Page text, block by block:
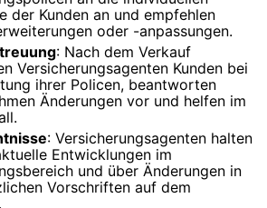
der Kunden an und empfehlen
oder -anpassungen.
: Nach dem Verkauf
Versicherungsagenten Kunden bei
ihrer Policen, beantworten
Änderungen vor und helfen im
: Versicherungsagenten halten
Entwicklungen im
und über Änderungen in
Vorschriften auf dem